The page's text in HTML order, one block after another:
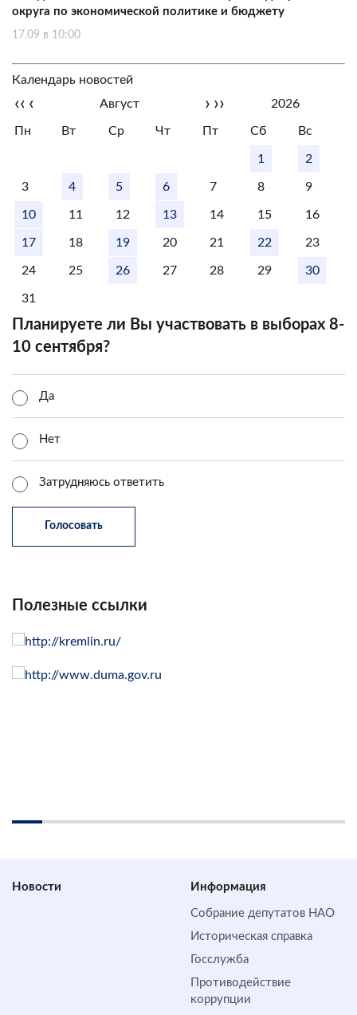
округа по экономической политике и бюджету
17.09 в 10:00
Календарь новостей
‹‹ ‹ Август › ›› 2026
Пн Вт Ср Чт Пт Сб Вс
1 2
3 4 5 6 7 8 9
10 11 12 13 14 15 16
17 18 19 20 21 22 23
24 25 26 27 28 29 30
31
Планируете ли Вы участвовать в выборах 8-
10 сентября?
Да
Нет
Затрудняюсь ответить
Полезные ссылки
Новости Информация
Собрание депутатов НАО
Историческая справка
Госслужба
Противодействие
коррупции